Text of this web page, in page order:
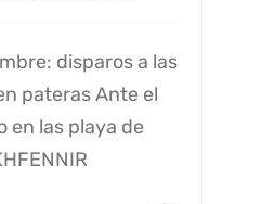
disparos a las
pateras Ante el
en las playa de